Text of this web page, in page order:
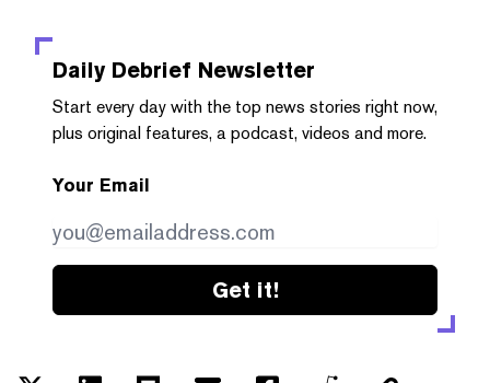
Daily Debrief Newsletter
Start every day with the top news stories right now,
plus original features, a podcast, videos and more.
Your Email
Get it!